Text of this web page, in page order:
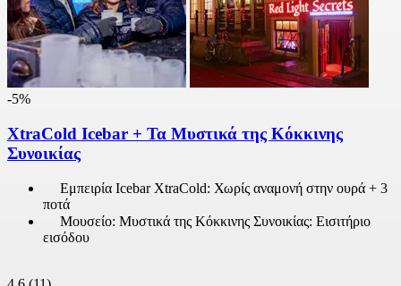
-5%
XtraCold Icebar + Τα Μυστικά της Κόκκινης
Συνοικίας
Εμπειρία Icebar XtraCold: Χωρίς αναμονή στην ουρά + 3
ποτά
Μουσείο: Μυστικά της Κόκκινης Συνοικίας: Εισιτήριο
εισόδου